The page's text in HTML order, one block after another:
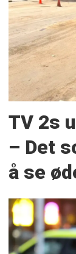
TV 2s
– Det
å se